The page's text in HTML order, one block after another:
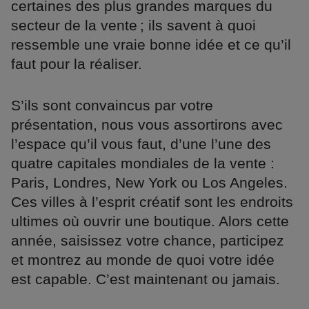
certaines des plus grandes marques du
secteur de la vente ; ils savent à quoi
ressemble une vraie bonne idée et ce qu’il
faut pour la réaliser.
S’ils sont convaincus par votre
présentation, nous vous assortirons avec
l’espace qu’il vous faut, d’une l’une des
quatre capitales mondiales de la vente :
Paris, Londres, New York ou Los Angeles.
Ces villes à l’esprit créatif sont les endroits
ultimes où ouvrir une boutique. Alors cette
année, saisissez votre chance, participez
et montrez au monde de quoi votre idée
est capable. C’est maintenant ou jamais.